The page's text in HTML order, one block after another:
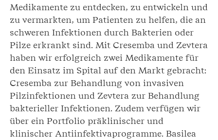
Medikamente zu entdecken, zu entwickeln und
zu vermarkten, um Patienten zu helfen, die an
schweren Infektionen durch Bakterien oder
Pilze erkrankt sind. Mit Cresemba und Zevtera
haben wir erfolgreich zwei Medikamente für
den Einsatz im Spital auf den Markt gebracht:
Cresemba zur Behandlung von invasiven
Pilzinfektionen und Zevtera zur Behandlung
bakterieller Infektionen. Zudem verfügen wir
über ein Portfolio präklinischer und
klinischer Antiinfektivaprogramme. Basilea